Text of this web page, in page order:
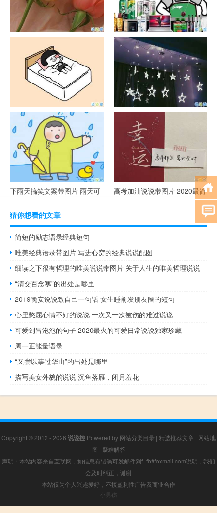
官宣恋爱的说说配图 官宣句子
抖音摆地摊文案 摆地摊的搞笑
说说带图片
谐音梗土味情话大全带图片 油
腻搞笑的土味情话
很酷的霸气句子带图片 最新霸
气说说高冷范
下雨天搞笑文案带图片 雨天可
以发的幽默句子
高考加油说说带图片 2020最简
单励志的高考文案
猜你想看的文章
简短的励志语录经典短句
唯美经典语录带图片 写进心窝的经典说说配图
细读之下很有哲理的唯美说说带图片 关于人生的唯美哲理说说
“清交百念寒”的出处是哪里
2019晚安说说致自己一句话 女生睡前发朋友圈的短句
心里憋屈心情不好的说说 一次又一次被伤的难过说说
可爱到冒泡泡的句子 2020最火的可爱日常说说独家珍藏
周一正能量语录
“又尝以事过华山”的出处是哪里
描写美女外貌的说说 沉鱼落雁，闭月羞花
Copyright © 2012 - 2026 说说控 Powered by 网站分类目录 | 精选推荐文章 | 网站地
图 | 疑难解答
声明：本站内容来自互联网，如信息有错误可发邮件到f_fb#foxmail.com说明，我们
会及时纠正，谢谢
本站仅为个人兴趣爱好，不接盈利性广告及商业合作
小男孩